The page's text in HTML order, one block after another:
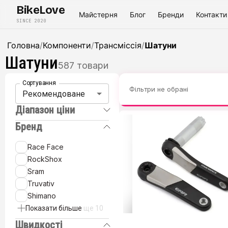
BikeLove
SINCE 2020
Майстерня Блог Бренди Контакти
Головна/Компоненти/Трансміссія/Шатуни
Шатуни587 товари
Сортування
Рекомендоване
Діапазон ціни
Бренд
Race Face
RockShox
Sram
Truvativ
Shimano
Показати більше ще 10
Швидкості
Фільтри не обрані